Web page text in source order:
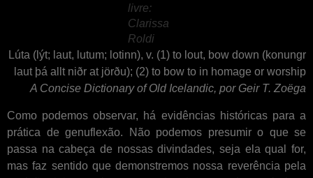
livre:
Clarissa
Roldi
Lúta (lýt; laut, lutum; lotinn), v. (1) to lout, bow down (konungr
laut þá allt niðr at jörðu); (2) to bow to in homage or worship
A Concise Dictionary of Old Icelandic, por Geir T. Zoëga
Como podemos observar, há evidências históricas para a
prática de genuflexão. Não podemos presumir o que se
passa na cabeça de nossas divindades, seja ela qual for,
mas faz sentido que demonstremos nossa reverência pela